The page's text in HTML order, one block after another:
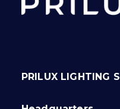
PRILUX LIGHTING